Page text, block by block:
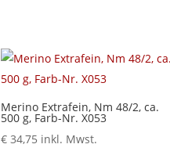
Merino Extrafein, Nm 48/2, ca.
500 g, Farb-Nr. X053
€ 34,75 inkl. Mwst.